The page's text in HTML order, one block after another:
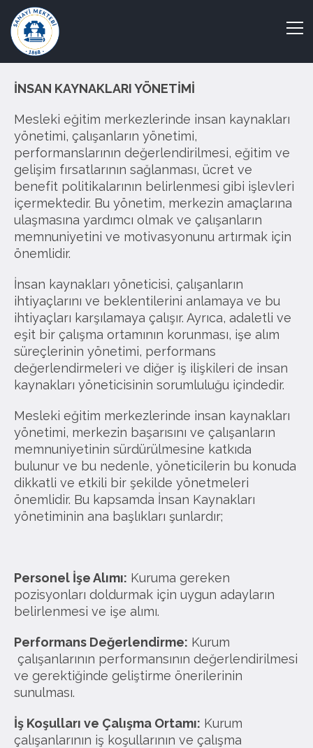
İNSAN KAYNAKLARI YÖNETİMİ
Mesleki eğitim merkezlerinde insan kaynakları
yönetimi, çalışanların yönetimi,
performanslarının değerlendirilmesi, eğitim ve
gelişim fırsatlarının sağlanması, ücret ve
benefit politikalarının belirlenmesi gibi işlevleri
içermektedir. Bu yönetim, merkezin amaçlarına
ulaşmasına yardımcı olmak ve çalışanların
memnuniyetini ve motivasyonunu artırmak için
önemlidir.
İnsan kaynakları yöneticisi, çalışanların
ihtiyaçlarını ve beklentilerini anlamaya ve bu
ihtiyaçları karşılamaya çalışır. Ayrıca, adaletli ve
eşit bir çalışma ortamının korunması, işe alım
süreçlerinin yönetimi, performans
değerlendirmeleri ve diğer iş ilişkileri de insan
kaynakları yöneticisinin sorumluluğu içindedir.
Mesleki eğitim merkezlerinde insan kaynakları
yönetimi, merkezin başarısını ve çalışanların
memnuniyetinin sürdürülmesine katkıda
bulunur ve bu nedenle, yöneticilerin bu konuda
dikkatli ve etkili bir şekilde yönetmeleri
önemlidir. Bu kapsamda İnsan Kaynakları
yönetiminin ana başlıkları şunlardır;
Personel İşe Alımı: Kuruma gereken
pozisyonları doldurmak için uygun adayların
belirlenmesi ve işe alımı.
Performans Değerlendirme: Kurum
çalışanlarının performansının değerlendirilmesi
ve gerektiğinde geliştirme önerilerinin
sunulması.
İş Koşulları ve Çalışma Ortamı: Kurum
çalışanlarının iş koşullarının ve çalışma